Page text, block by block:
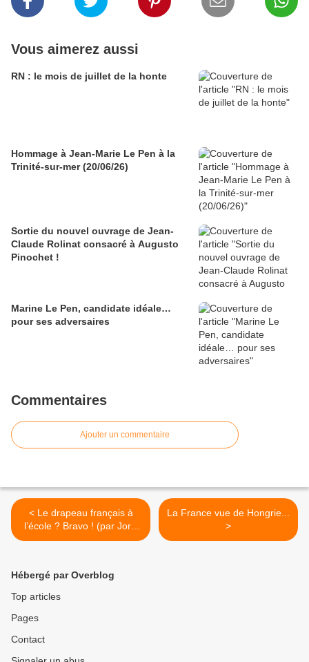
Vous aimerez aussi
RN : le mois de juillet de la honte
Hommage à Jean-Marie Le Pen à la
Trinité-sur-mer (20/06/26)
Sortie du nouvel ouvrage de Jean-
Claude Rolinat consacré à Augusto
Pinochet !
Marine Le Pen, candidate idéale…
pour ses adversaires
Commentaires
Ajouter un commentaire
< Le drapeau français à
l’école ? Bravo ! (par Joris
Karl)
La France vue de Hongrie...
>
Hébergé par Overblog
Top articles
Pages
Contact